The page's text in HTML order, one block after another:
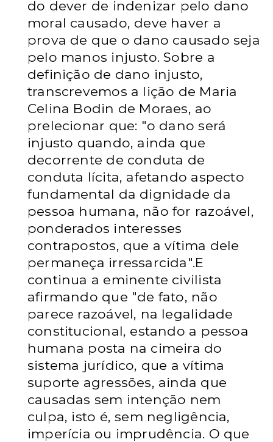
do dever de indenizar pelo dano
moral causado, deve haver a
prova de que o dano causado seja
pelo manos injusto. Sobre a
definição de dano injusto,
transcrevemos a lição de Maria
Celina Bodin de Moraes, ao
prelecionar que: "o dano será
injusto quando, ainda que
decorrente de conduta de
conduta lícita, afetando aspecto
fundamental da dignidade da
pessoa humana, não for razoável,
ponderados interesses
contrapostos, que a vítima dele
permaneça irressarcida".E
continua a eminente civilista
afirmando que "de fato, não
parece razoável, na legalidade
constitucional, estando a pessoa
humana posta na cimeira do
sistema jurídico, que a vítima
suporte agressões, ainda que
causadas sem intenção nem
culpa, isto é, sem negligência,
imperícia ou imprudência. O que